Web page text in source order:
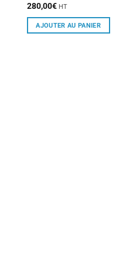
280,00€ HT
AJOUTER AU PANIER